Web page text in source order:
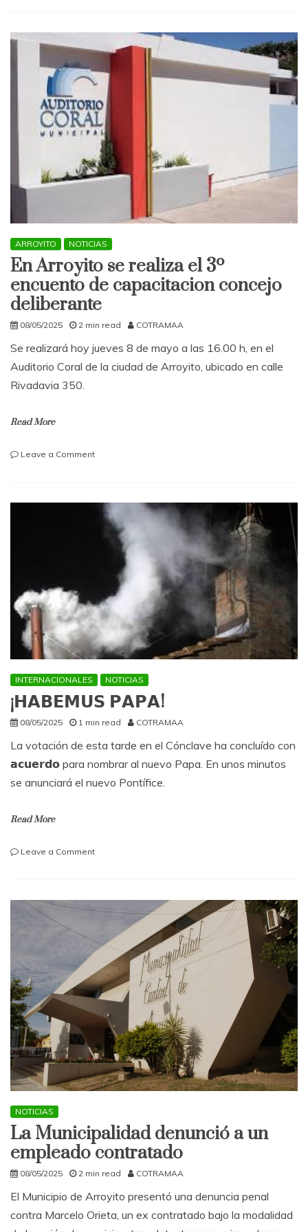
será
máximo
Pontífice
ARROYITO NOTICIAS
En Arroyito se realiza el 3º
encuento de capacitacion concejo
deliberante
08/05/2025 2 min read COTRAMAA
Se realizará hoy jueves 8 de mayo a las 16.00 h, en el
Auditorio Coral de la ciudad de Arroyito, ubicado en calle
Rivadavia 350.
Read More
Leave a Commenton
encuento
capacitacion
concejo
deliberante
INTERNACIONALES NOTICIAS
¡𝗛𝗔𝗕𝗘𝗠𝗨𝗦 𝗣𝗔𝗣𝗔!
08/05/2025 1 min read COTRAMAA
La votación de esta tarde en el Cónclave ha concluído con
𝗮𝗰𝘂𝗲𝗿𝗱𝗼 para nombrar al nuevo Papa. En unos minutos
se anunciará el nuevo Pontífice.
Read More
Leave a Commenton
NOTICIAS
La Municipalidad denunció a un
empleado contratado
08/05/2025 2 min read COTRAMAA
El Municipio de Arroyito presentó una denuncia penal
contra Marcelo Orieta, un ex contratado bajo la modalidad